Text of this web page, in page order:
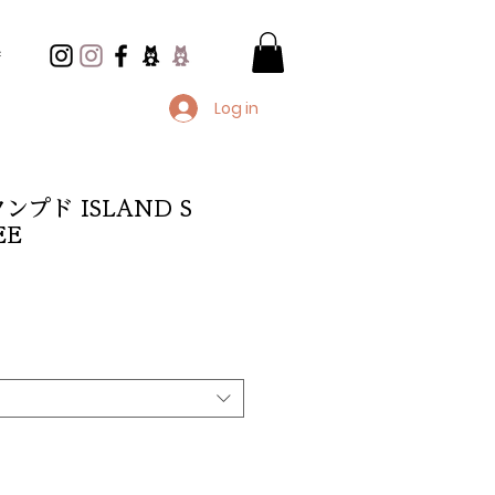
Log in
プド ISLAND S